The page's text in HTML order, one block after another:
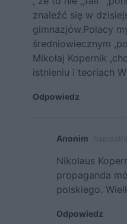
znaleźć się w
gimnazjów.Polacy
średniowiecznym
Mikołaj Kopernik
istnieniu i teoriach
Odpowiedz
Anonim
Nikolaus
propaganda
polskiego.
Odpowiedz